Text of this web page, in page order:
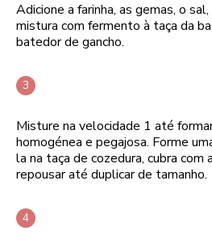
Adicione a farinha, as gemas, o
mistura com fermento à taça da
batedor de gancho.
Misture na velocidade 1 até
homogénea e pegajosa. Forme
la na taça de cozedura, cubra com
repousar até duplicar de tamanho.